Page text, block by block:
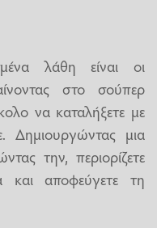
λάθη είναι οι
στο σούπερ
να καταλήξετε με
Δημιουργώντας μια
την, περιορίζετε
και αποφεύγετε τη